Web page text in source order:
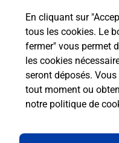
En cliquant sur
tous les cookies. Le
fermer" vous permet
les cookies
seront déposés.
tout moment ou
notre politique de
Localiser Liste Côtes